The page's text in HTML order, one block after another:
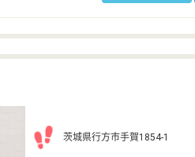
茨城県行方市手賀1854-1